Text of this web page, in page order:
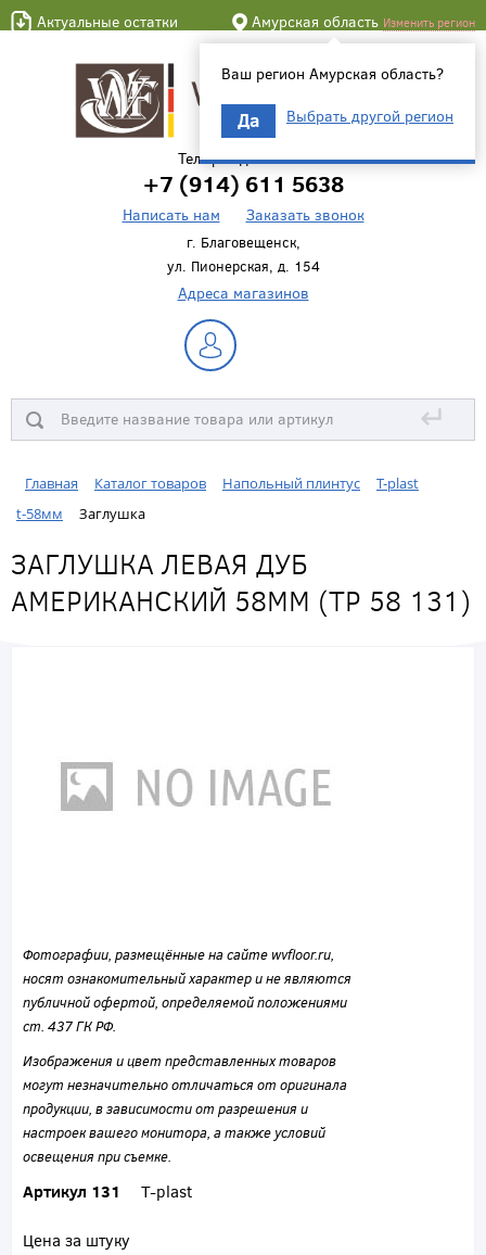
Актуальные остатки Амурская область Изменить регион
Ваш регион Амурская область?
Да Выбрать другой регион
Телефон для связи
+7 (914) 611 5638
Написать нам Заказать звонок
г. Благовещенск,
ул. Пионерская, д. 154
Адреса магазинов
↵
Главная Каталог товаров Напольный плинтус
T-plast
t-58мм
Заглушка
ЗАГЛУШКА ЛЕВАЯ ДУБ
АМЕРИКАНСКИЙ 58ММ (ТР 58 131)
Фотографии, размещённые на сайте wvfloor.ru,
носят ознакомительный характер и не являются
публичной офертой, определяемой положениями
ст. 437 ГК РФ.
Изображения и цвет представленных товаров
могут незначительно отличаться от оригинала
продукции, в зависимости от разрешения и
настроек вашего монитора, а также условий
освещения при съемке.
Артикул 131 T-plast
Цена за штуку